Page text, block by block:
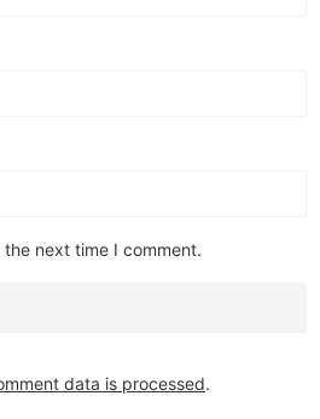
next time I comment.
data is processed.